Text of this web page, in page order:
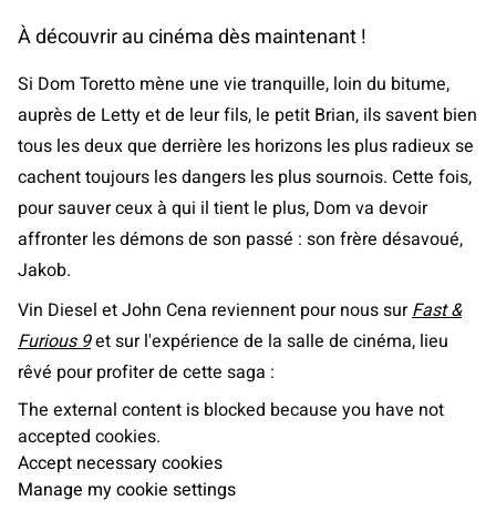
À découvrir au cinéma dès maintenant !
Si Dom Toretto mène une vie tranquille, loin du bitume,
auprès de Letty et de leur fils, le petit Brian, ils savent bien
tous les deux que derrière les horizons les plus radieux se
cachent toujours les dangers les plus sournois. Cette fois,
pour sauver ceux à qui il tient le plus, Dom va devoir
affronter les démons de son passé : son frère désavoué,
Jakob.
Vin Diesel et John Cena reviennent pour nous surFast &
Furious 9et sur l'expérience de la salle de cinéma, lieu
rêvé pour profiter de cette saga :
The external content is blocked because you have not
accepted cookies.
Accept necessary cookies
Manage my cookie settings